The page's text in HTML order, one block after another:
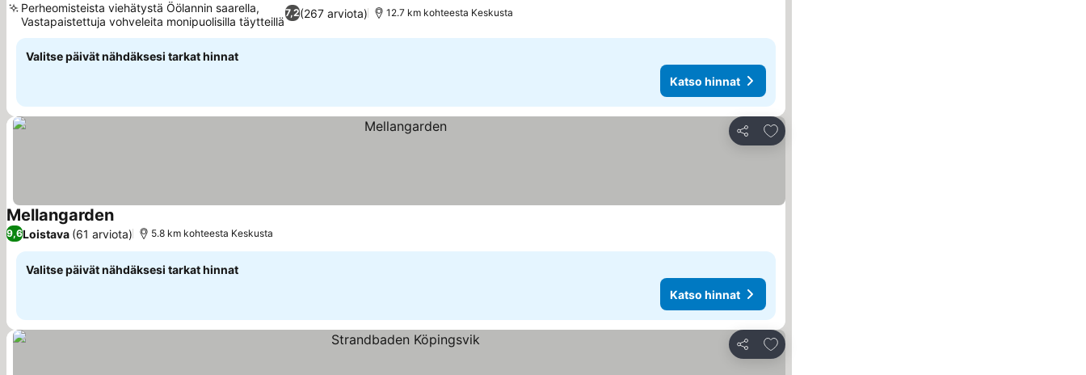
7,2(267 arviota)
Perheomisteista viehätystä Öölannin saarella,
Vastapaistettuja vohveleita monipuolisilla täytteillä
12.7 km kohteesta Keskusta
Valitse päivät nähdäksesi tarkat hinnat
Katso hinnat
Jaa
Lisää suosikkeihin
MellangardenKatso hinnat
9,6Loistava (61 arviota) 5.8 km kohteesta Keskusta
Valitse päivät nähdäksesi tarkat hinnat
Katso hinnat
Jaa
Lisää suosikkeihin